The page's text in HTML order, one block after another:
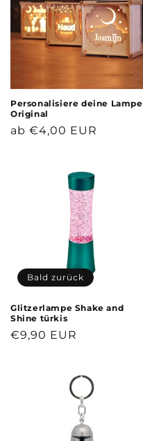
Personalisiere deine Lampe
Original
Normaler
ab €4,00 EUR
Bald zurück
Glitzerlampe Shake and
Shine türkis
Normaler
€9,90 EUR